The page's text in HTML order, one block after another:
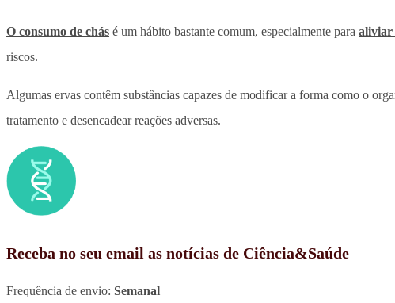
O consumo de chás é um hábito bastante comum, especialmente para aliviar
riscos.
Algumas ervas contêm substâncias capazes de modificar a forma como o
tratamento e desencadear reações adversas.
Receba no seu email as notícias de Ciência&Saúde
Frequência de envio: Semanal